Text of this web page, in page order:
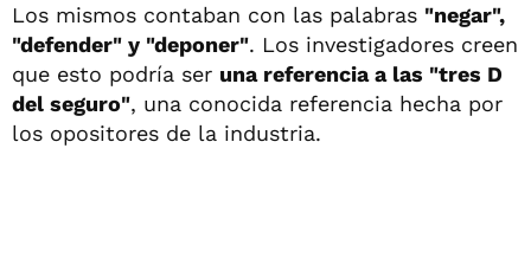
Los mismos contaban con las palabras "negar",
"defender" y "deponer". Los investigadores creen
que esto podría ser una referencia a las "tres D
del seguro", una conocida referencia hecha por
los opositores de la industria.